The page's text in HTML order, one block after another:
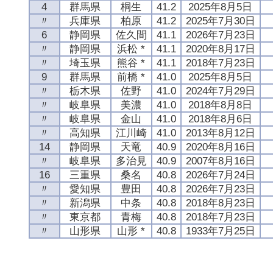
4
群馬県 桐生 41.2
2025年8月5日
〃
兵庫県 柏原 41.2
2025年7月30日
6
静岡県 佐久間 41.1
2026年7月23日
〃
静岡県 浜松 * 41.1
2020年8月17日
〃
埼玉県 熊谷 * 41.1
2018年7月23日
9
群馬県 前橋 * 41.0
2025年8月5日
〃
栃木県 佐野 41.0
2024年7月29日
〃
岐阜県 美濃 41.0
2018年8月8日
〃
岐阜県 金山 41.0
2018年8月6日
〃
高知県 江川崎 41.0
2013年8月12日
14
静岡県 天竜 40.9
2020年8月16日
〃
岐阜県 多治見 40.9
2007年8月16日
16
三重県 桑名 40.8
2026年7月24日
〃
愛知県 豊田 40.8
2026年7月23日
〃
新潟県 中条 40.8
2018年8月23日
〃
東京都 青梅 40.8
2018年7月23日
〃
山形県 山形 * 40.8 1933年7月25日